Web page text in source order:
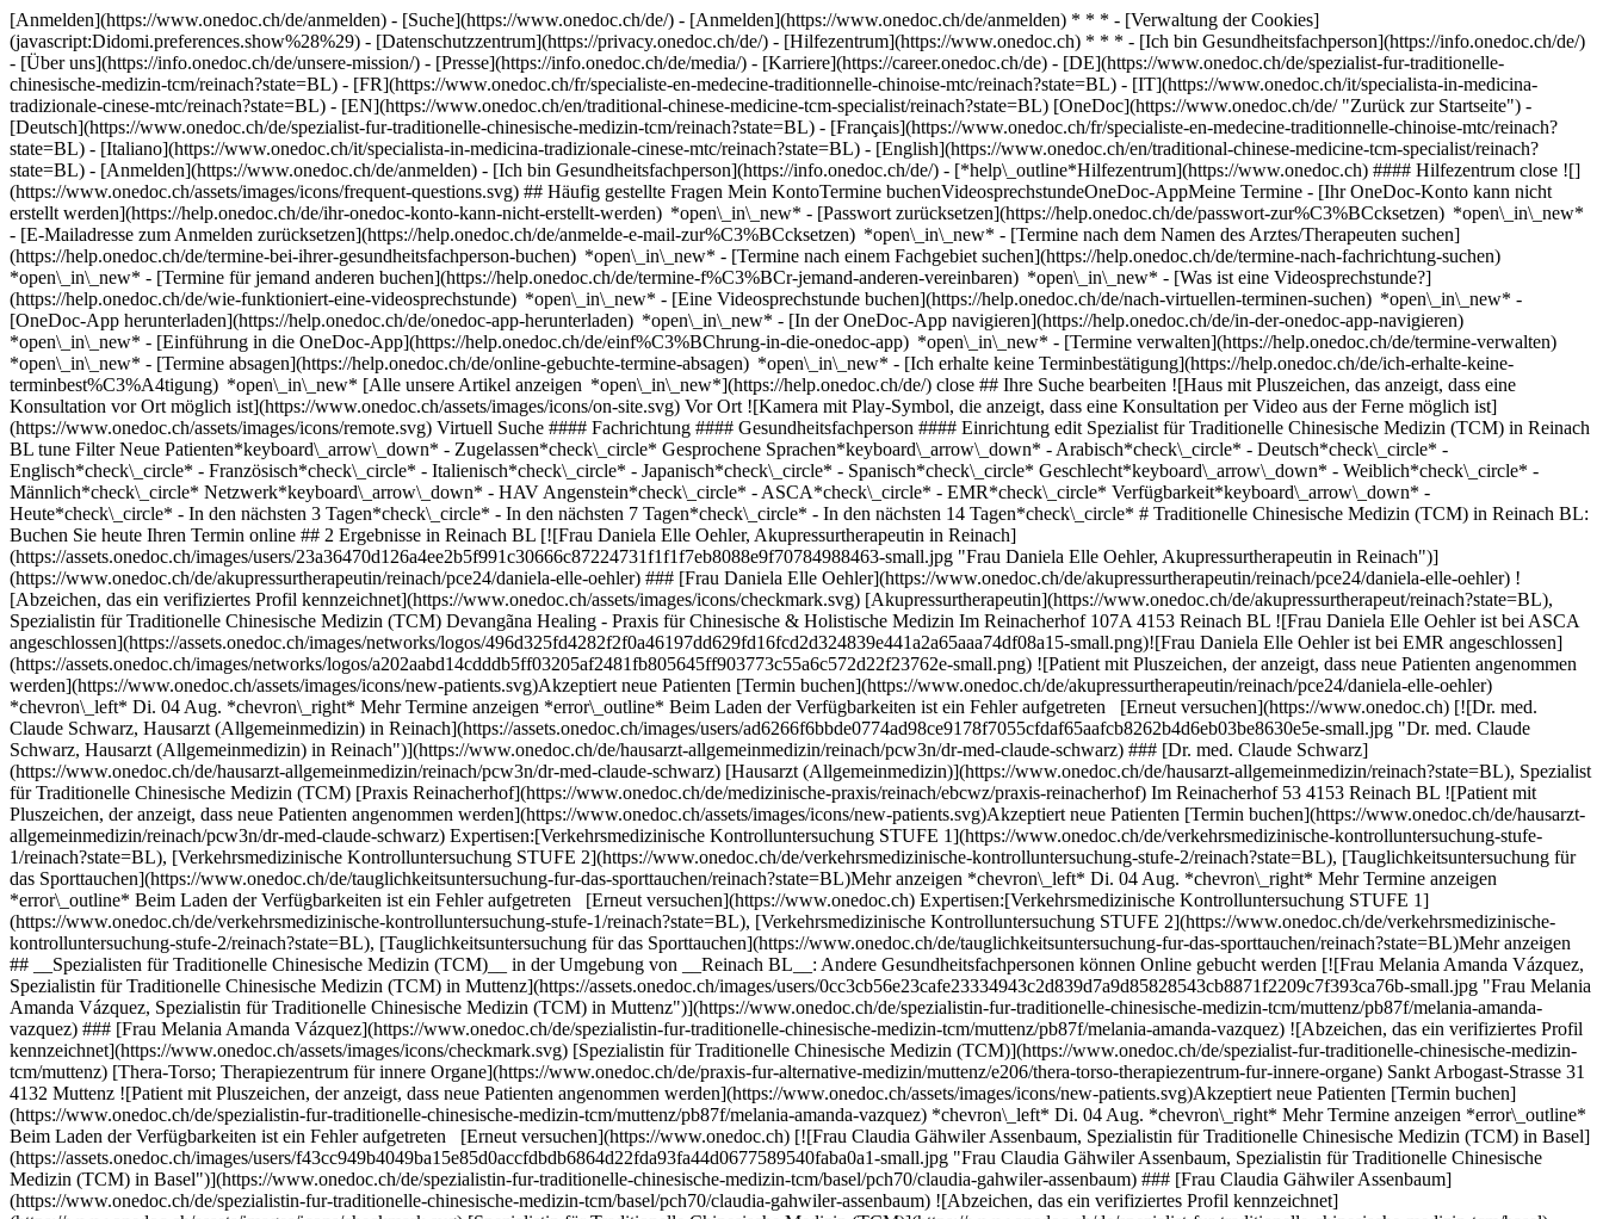
[Anmelden](https://www.onedoc.ch/de/anmelden) - [Suche](https://www.onedoc.ch/de/) - [Anmelden](https://www.onedoc.ch/de/anmelden) * * * - [Verwaltung der Cookies]
(javascript:Didomi.preferences.show%28%29) - [Datenschutzzentrum](https://privacy.onedoc.ch/de/) - [Hilfezentrum](https://www.onedoc.ch) * * * - [Ich bin Gesundheitsfachperson](https://info.onedoc.ch/de/)
- [Über uns](https://info.onedoc.ch/de/unsere-mission/) - [Presse](https://info.onedoc.ch/de/media/) - [Karriere](https://career.onedoc.ch/de) - [DE](https://www.onedoc.ch/de/spezialist-fur-traditionelle-
chinesische-medizin-tcm/reinach?state=BL) - [FR](https://www.onedoc.ch/fr/specialiste-en-medecine-traditionnelle-chinoise-mtc/reinach?state=BL) - [IT](https://www.onedoc.ch/it/specialista-in-medicina-
tradizionale-cinese-mtc/reinach?state=BL) - [EN](https://www.onedoc.ch/en/traditional-chinese-medicine-tcm-specialist/reinach?state=BL) [OneDoc](https://www.onedoc.ch/de/ "Zurück zur Startseite") -
[Deutsch](https://www.onedoc.ch/de/spezialist-fur-traditionelle-chinesische-medizin-tcm/reinach?state=BL) - [Français](https://www.onedoc.ch/fr/specialiste-en-medecine-traditionnelle-chinoise-mtc/reinach?
state=BL) - [Italiano](https://www.onedoc.ch/it/specialista-in-medicina-tradizionale-cinese-mtc/reinach?state=BL) - [English](https://www.onedoc.ch/en/traditional-chinese-medicine-tcm-specialist/reinach?
state=BL) - [Anmelden](https://www.onedoc.ch/de/anmelden) - [Ich bin Gesundheitsfachperson](https://info.onedoc.ch/de/) - [*help\_outline*Hilfezentrum](https://www.onedoc.ch) #### Hilfezentrum close ![]
(https://www.onedoc.ch/assets/images/icons/frequent-questions.svg) ## Häufig gestellte Fragen Mein KontoTermine buchenVideosprechstundeOneDoc-AppMeine Termine - [Ihr OneDoc-Konto kann nicht
erstellt werden](https://help.onedoc.ch/de/ihr-onedoc-konto-kann-nicht-erstellt-werden) *open\_in\_new* - [Passwort zurücksetzen](https://help.onedoc.ch/de/passwort-zur%C3%BCcksetzen) *open\_in\_new*
- [E-Mailadresse zum Anmelden zurücksetzen](https://help.onedoc.ch/de/anmelde-e-mail-zur%C3%BCcksetzen) *open\_in\_new* - [Termine nach dem Namen des Arztes/Therapeuten suchen]
(https://help.onedoc.ch/de/termine-bei-ihrer-gesundheitsfachperson-buchen) *open\_in\_new* - [Termine nach einem Fachgebiet suchen](https://help.onedoc.ch/de/termine-nach-fachrichtung-suchen)
*open\_in\_new* - [Termine für jemand anderen buchen](https://help.onedoc.ch/de/termine-f%C3%BCr-jemand-anderen-vereinbaren) *open\_in\_new* - [Was ist eine Videosprechstunde?]
(https://help.onedoc.ch/de/wie-funktioniert-eine-videosprechstunde) *open\_in\_new* - [Eine Videosprechstunde buchen](https://help.onedoc.ch/de/nach-virtuellen-terminen-suchen) *open\_in\_new* -
[OneDoc-App herunterladen](https://help.onedoc.ch/de/onedoc-app-herunterladen) *open\_in\_new* - [In der OneDoc-App navigieren](https://help.onedoc.ch/de/in-der-onedoc-app-navigieren)
*open\_in\_new* - [Einführung in die OneDoc-App](https://help.onedoc.ch/de/einf%C3%BChrung-in-die-onedoc-app) *open\_in\_new* - [Termine verwalten](https://help.onedoc.ch/de/termine-verwalten) *open\_in\_new* - [Termine absagen](https://help.onedoc.ch/de/online-gebuchte-termine-absagen) *open\_in\_new* - [Ich erhalte keine Terminbestätigung](https://help.onedoc.ch/de/ich-erhalte-keine-terminbest%C3%A4tigung) *open\_in\_new* [Alle unsere Artikel anzeigen *open\_in\_new*](https://help.onedoc.ch/de/) close ## Ihre Suche bearbeiten ![Haus mit Pluszeichen, das anzeigt, dass eine Konsultation vor Ort möglich ist](https://www.onedoc.ch/assets/images/icons/on-site.svg) Vor Ort ![Kamera mit Play-Symbol, die anzeigt, dass eine Konsultation per Video aus der Ferne möglich ist](https://www.onedoc.ch/assets/images/icons/remote.svg) Virtuell Suche #### Fachrichtung #### Gesundheitsfachperson #### Einrichtung edit Spezialist für Traditionelle Chinesische Medizin (TCM) in Reinach BL tune Filter Neue Patienten*keyboard\_arrow\_down* - Zugelassen*check\_circle* Gesprochene Sprachen*keyboard\_arrow\_down* - Arabisch*check\_circle* - Deutsch*check\_circle* - Englisch*check\_circle* - Französisch*check\_circle* - Italienisch*check\_circle* - Japanisch*check\_circle* - Spanisch*check\_circle* Geschlecht*keyboard\_arrow\_down* - Weiblich*check\_circle* - Männlich*check\_circle* Netzwerk*keyboard\_arrow\_down* - HAV Angenstein*check\_circle* - ASCA*check\_circle* - EMR*check\_circle* Verfügbarkeit*keyboard\_arrow\_down* - Heute*check\_circle* - In den nächsten 3 Tagen*check\_circle* - In den nächsten 7 Tagen*check\_circle* - In den nächsten 14 Tagen*check\_circle* # Traditionelle Chinesische Medizin (TCM) in Reinach BL: Buchen Sie heute Ihren Termin online ## 2 Ergebnisse in Reinach BL [![Frau Daniela Elle Oehler, Akupressurtherapeutin in Reinach](https://assets.onedoc.ch/images/users/23a36470d126a4ee2b5f991c30666c87224731f1f1f7eb8088e9f70784988463-small.jpg "Frau Daniela Elle Oehler, Akupressurtherapeutin in Reinach")](https://www.onedoc.ch/de/akupressurtherapeutin/reinach/pce24/daniela-elle-oehler) ### [Frau Daniela Elle Oehler](https://www.onedoc.ch/de/akupressurtherapeutin/reinach/pce24/daniela-elle-oehler) ![Abzeichen, das ein verifiziertes Profil kennzeichnet](https://www.onedoc.ch/assets/images/icons/checkmark.svg) [Akupressurtherapeutin](https://www.onedoc.ch/de/akupressurtherapeut/reinach?state=BL), Spezialistin für Traditionelle Chinesische Medizin (TCM) Devangãna Healing - Praxis für Chinesische & Holistische Medizin Im Reinacherhof 107A 4153 Reinach BL ![Frau Daniela Elle Oehler ist bei ASCA angeschlossen](https://assets.onedoc.ch/images/networks/logos/496d325fd4282f2f0a46197dd629fd16fcd2d324839e441a2a65aaa74df08a15-small.png)![Frau Daniela Elle Oehler ist bei EMR angeschlossen](https://assets.onedoc.ch/images/networks/logos/a202aabd14cdddb5ff03205af2481fb805645ff903773c55a6c572d22f23762e-small.png) ![Patient mit Pluszeichen, der anzeigt, dass neue Patienten angenommen werden](https://www.onedoc.ch/assets/images/icons/new-patients.svg)Akzeptiert neue Patienten [Termin buchen](https://www.onedoc.ch/de/akupressurtherapeutin/reinach/pce24/daniela-elle-oehler) *chevron\_left* Di. 04 Aug. *chevron\_right* Mehr Termine anzeigen *error\_outline* Beim Laden der Verfügbarkeiten ist ein Fehler aufgetreten [Erneut versuchen](https://www.onedoc.ch) [![Dr. med. Claude Schwarz, Hausarzt (Allgemeinmedizin) in Reinach](https://assets.onedoc.ch/images/users/ad6266f6bbde0774ad98ce9178f7055cfdaf65aafcb8262b4d6eb03be8630e5e-small.jpg "Dr. med. Claude Schwarz, Hausarzt (Allgemeinmedizin) in Reinach")](https://www.onedoc.ch/de/hausarzt-allgemeinmedizin/reinach/pcw3n/dr-med-claude-schwarz) ### [Dr. med. Claude Schwarz](https://www.onedoc.ch/de/hausarzt-allgemeinmedizin/reinach/pcw3n/dr-med-claude-schwarz) [Hausarzt (Allgemeinmedizin)](https://www.onedoc.ch/de/hausarzt-allgemeinmedizin/reinach?state=BL), Spezialist für Traditionelle Chinesische Medizin (TCM) [Praxis Reinacherhof](https://www.onedoc.ch/de/medizinische-praxis/reinach/ebcwz/praxis-reinacherhof) Im Reinacherhof 53 4153 Reinach BL ![Patient mit Pluszeichen, der anzeigt, dass neue Patienten angenommen werden](https://www.onedoc.ch/assets/images/icons/new-patients.svg)Akzeptiert neue Patienten [Termin buchen](https://www.onedoc.ch/de/hausarzt-allgemeinmedizin/reinach/pcw3n/dr-med-claude-schwarz) Expertisen:[Verkehrsmedizinische Kontrolluntersuchung STUFE 1](https://www.onedoc.ch/de/verkehrsmedizinische-kontrolluntersuchung-stufe-1/reinach?state=BL), [Verkehrsmedizinische Kontrolluntersuchung STUFE 2](https://www.onedoc.ch/de/verkehrsmedizinische-kontrolluntersuchung-stufe-2/reinach?state=BL), [Tauglichkeitsuntersuchung für das Sporttauchen](https://www.onedoc.ch/de/tauglichkeitsuntersuchung-fur-das-sporttauchen/reinach?state=BL)Mehr anzeigen *chevron\_left* Di. 04 Aug. *chevron\_right* Mehr Termine anzeigen *error\_outline* Beim Laden der Verfügbarkeiten ist ein Fehler aufgetreten [Erneut versuchen](https://www.onedoc.ch) Expertisen:[Verkehrsmedizinische Kontrolluntersuchung STUFE 1](https://www.onedoc.ch/de/verkehrsmedizinische-kontrolluntersuchung-stufe-1/reinach?state=BL), [Verkehrsmedizinische Kontrolluntersuchung STUFE 2](https://www.onedoc.ch/de/verkehrsmedizinische-kontrolluntersuchung-stufe-2/reinach?state=BL), [Tauglichkeitsuntersuchung für das Sporttauchen](https://www.onedoc.ch/de/tauglichkeitsuntersuchung-fur-das-sporttauchen/reinach?state=BL)Mehr anzeigen ## __Spezialisten für Traditionelle Chinesische Medizin (TCM)__ in der Umgebung von __Reinach BL__: Andere Gesundheitsfachpersonen können Online gebucht werden [![Frau Melania Amanda Vázquez, Spezialistin für Traditionelle Chinesische Medizin (TCM) in Muttenz](https://assets.onedoc.ch/images/users/0cc3cb56e23cafe23334943c2d839d7a9d85828543cb8871f2209c7f393ca76b-small.jpg "Frau Melania Amanda Vázquez, Spezialistin für Traditionelle Chinesische Medizin (TCM) in Muttenz")](https://www.onedoc.ch/de/spezialistin-fur-traditionelle-chinesische-medizin-tcm/muttenz/pb87f/melania-amanda-vazquez) ### [Frau Melania Amanda Vázquez](https://www.onedoc.ch/de/spezialistin-fur-traditionelle-chinesische-medizin-tcm/muttenz/pb87f/melania-amanda-vazquez) ![Abzeichen, das ein verifiziertes Profil kennzeichnet](https://www.onedoc.ch/assets/images/icons/checkmark.svg) [Spezialistin für Traditionelle Chinesische Medizin (TCM)](https://www.onedoc.ch/de/spezialist-fur-traditionelle-chinesische-medizin-tcm/muttenz) [Thera-Torso; Therapiezentrum für innere Organe](https://www.onedoc.ch/de/praxis-fur-alternative-medizin/muttenz/e206/thera-torso-therapiezentrum-fur-innere-organe) Sankt Arbogast-Strasse 31 4132 Muttenz ![Patient mit Pluszeichen, der anzeigt, dass neue Patienten angenommen werden](https://www.onedoc.ch/assets/images/icons/new-patients.svg)Akzeptiert neue Patienten [Termin buchen](https://www.onedoc.ch/de/spezialistin-fur-traditionelle-chinesische-medizin-tcm/muttenz/pb87f/melania-amanda-vazquez) *chevron\_left* Di. 04 Aug. *chevron\_right* Mehr Termine anzeigen *error\_outline* Beim Laden der Verfügbarkeiten ist ein Fehler aufgetreten [Erneut versuchen](https://www.onedoc.ch) [![Frau Claudia Gähwiler Assenbaum, Spezialistin für Traditionelle Chinesische Medizin (TCM) in Basel](https://assets.onedoc.ch/images/users/f43cc949b4049ba15e85d0accfdbdb6864d22fda93fa44d0677589540faba0a1-small.jpg "Frau Claudia Gähwiler Assenbaum, Spezialistin für Traditionelle Chinesische Medizin (TCM) in Basel")](https://www.onedoc.ch/de/spezialistin-fur-traditionelle-chinesische-medizin-tcm/basel/pch70/claudia-gahwiler-assenbaum) ### [Frau Claudia Gähwiler Assenbaum](https://www.onedoc.ch/de/spezialistin-fur-traditionelle-chinesische-medizin-tcm/basel/pch70/claudia-gahwiler-assenbaum) ![Abzeichen, das ein verifiziertes Profil kennzeichnet](https://www.onedoc.ch/assets/images/icons/checkmark.svg) [Spezialistin für Traditionelle Chinesische Medizin (TCM)](https://www.onedoc.ch/de/spezialist-fur-traditionelle-chinesische-medizin-tcm/basel) Claudia Gähwiler Assenbaum - Praxis für asiatische Heilkunst Grenzacherstrasse 10 4058 Basel ![Frau Claudia Gähwiler Assenbaum ist bei ASCA angeschlossen](https://assets.onedoc.ch/images/networks/logos/496d325fd4282f2f0a46197dd629fd16fcd2d324839e441a2a65aaa74df08a15-small.png)![Frau Claudia Gähwiler Assenbaum ist bei EMR angeschlossen](https://assets.onedoc.ch/images/networks/logos/a202aabd14cdddb5ff03205af2481fb805645ff903773c55a6c572d22f23762e-small.png) ![Patient mit Pluszeichen, der anzeigt, dass neue Patienten angenommen werden](https://www.onedoc.ch/assets/images/icons/new-patients.svg)Akzeptiert neue Patienten [Termin buchen](https://www.onedoc.ch/de/spezialistin-fur-traditionelle-chinesische-medizin-tcm/basel/pch70/claudia-gahwiler-assenbaum) *chevron\_left* Di. 04 Aug. *chevron\_right* Mehr Termine anzeigen *error\_outline* Beim Laden der Verfügbarkeiten ist ein Fehler aufgetreten [Erneut versuchen](https://www.onedoc.ch) [![Dr. med. Rolf Dünnenberger, Facharzt für Allgemeine Innere Medizin in Liestal](https://assets.onedoc.ch/images/users/e87a8865af0cd06fc14b2178385d055060fd204aa17087ecc0f4a6c0f2c5e1da-small.jpg "Dr. med. Rolf Dünnenberger, Facharzt für Allgemeine Innere Medizin in Liestal")](https://www.onedoc.ch/de/facharzt-fur-allgemeine-innere-medizin/liestal/pcsef/dr-med-rolf-dunnenberger) ### [Dr. med. Rolf Dünnenberger](https://www.onedoc.ch/de/facharzt-fur-allgemeine-innere-medizin/liestal/pcsef/dr-med-rolf-dunnenberger) [Facharzt für Allgemeine Innere Medizin](https://www.onedoc.ch/de/facharzt-fur-allgemeine-innere-medizin/liestal), [Spezialist für Traditionelle Chinesische Medizin (TCM)](https://www.onedoc.ch/de/spezialist-fur-traditionelle-chinesische-medizin-tcm/liestal) [Ärztezentrum Liestal](https://www.onedoc.ch/de/medizinische-praxis/liestal/ebao1/arztezentrum-liestal) Arisdörferstrasse 8 4410 Liestal ![Dr. med. Rolf Dünnenberger ist bei HAV Angenstein angeschlossen](https://assets.onedoc.ch/images/networks/l